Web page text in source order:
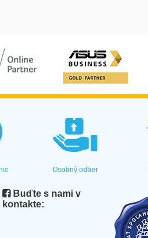
Osobný odber
Buďte s nami v
kontakte: